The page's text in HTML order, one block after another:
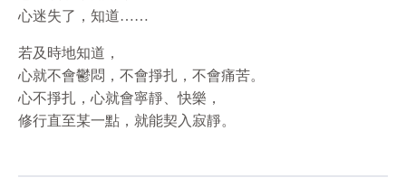
心迷失了，知道……
若及時地知道，
心就不會鬱悶，不會掙扎，不會痛苦。
心不掙扎，心就會寧靜、快樂，
修行直至某一點，就能契入寂靜。